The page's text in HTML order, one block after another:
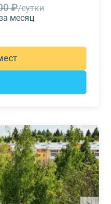
₽/сутки
месяц